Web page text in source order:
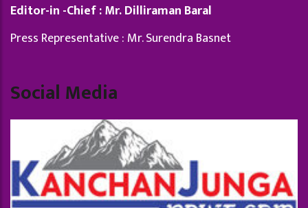
Editor-in -Chief : Mr. Dilliraman Baral
Press Representative : Mr. Surendra Basnet
Social Media